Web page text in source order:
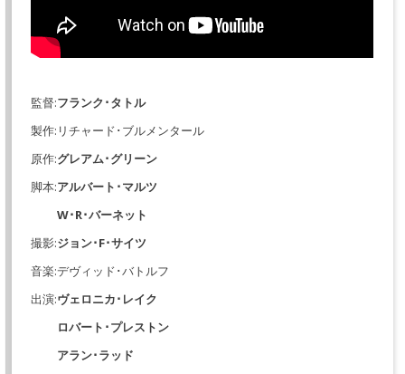
監督:フランク･タトル
製作:リチャード･ブルメンタール
原作:グレアム･グリーン
脚本:アルバート･マルツ
W･R･バーネット
撮影:ジョン･F･サイツ
音楽:デヴィッド･バトルフ
出演:ヴェロニカ･レイク
ロバート･プレストン
アラン･ラッ ド